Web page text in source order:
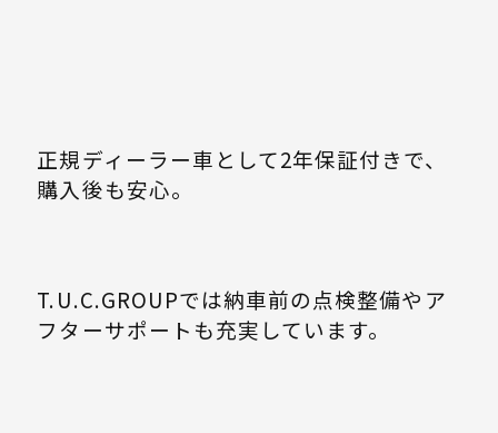
正規ディーラー車として2年保証付きで、
購入後も安心。
T.U.C.GROUPでは納車前の点検整備やア
フターサポートも充実しています。